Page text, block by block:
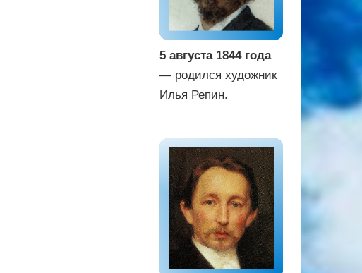
5 августа 1844 года
— родился художник
Илья Репин.